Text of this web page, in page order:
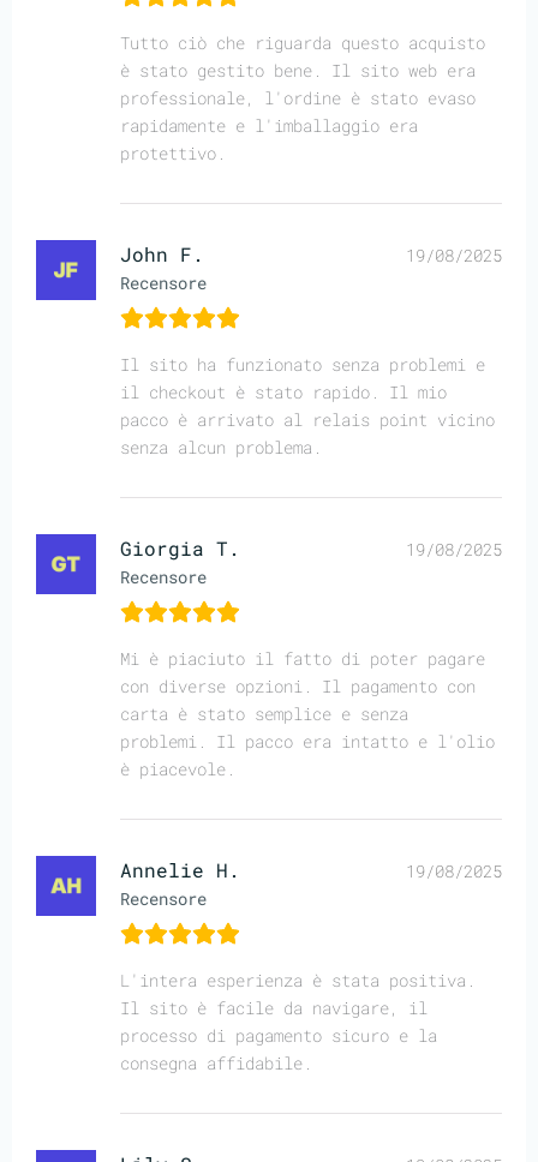
Tutto ciò che riguarda questo acquisto
è stato gestito bene. Il sito web era
professionale, l'ordine è stato evaso
rapidamente e l'imballaggio era
protettivo.
John F.
Recensore
19/08/2025
Il sito ha funzionato senza problemi e
il checkout è stato rapido. Il mio
pacco è arrivato al relais point vicino
senza alcun problema.
Giorgia T.
Recensore
19/08/2025
Mi è piaciuto il fatto di poter pagare
con diverse opzioni. Il pagamento con
carta è stato semplice e senza
problemi. Il pacco era intatto e l'olio
è piacevole.
Annelie H.
Recensore
19/08/2025
L'intera esperienza è stata positiva.
Il sito è facile da navigare, il
processo di pagamento sicuro e la
consegna affidabile.